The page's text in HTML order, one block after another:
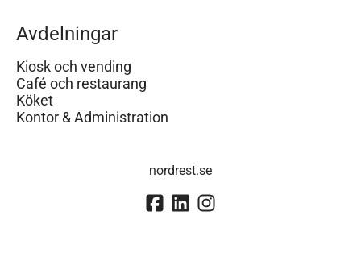
Avdelningar
Kiosk och vending
Café och restaurang
Köket
Kontor & Administration
nordrest.se